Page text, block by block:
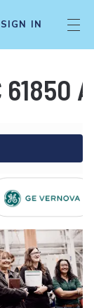
SIGN IN